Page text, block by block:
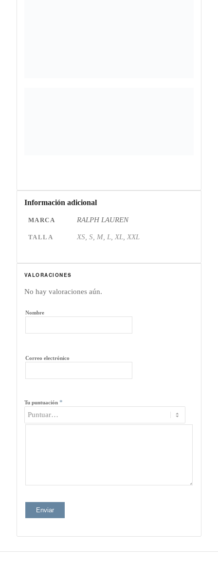
Información adicional
MARCA RALPH LAUREN
TALLA XS, S, M, L, XL, XXL
VALORACIONES
No hay valoraciones aún.
Nombre
Correo electrónico
Tu puntuación *